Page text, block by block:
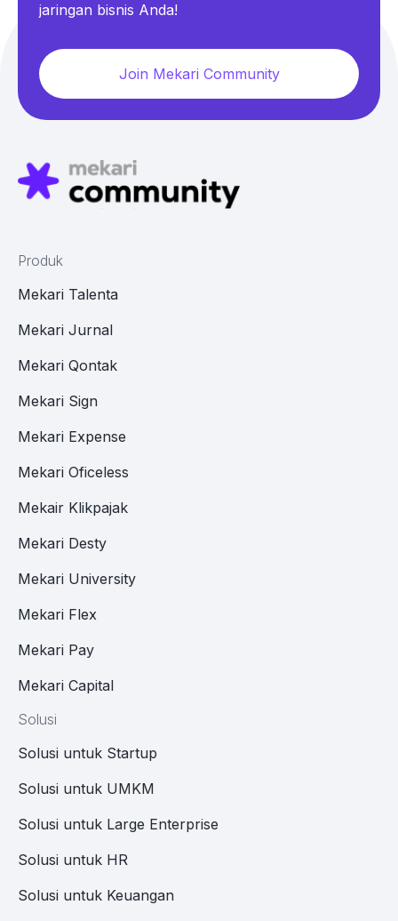
jaringan bisnis Anda!
Join Mekari Community
Produk
Mekari Talenta
Mekari Jurnal
Mekari Qontak
Mekari Sign
Mekari Expense
Mekari Oficeless
Mekair Klikpajak
Mekari Desty
Mekari University
Mekari Flex
Mekari Pay
Mekari Capital
Solusi
Solusi untuk Startup
Solusi untuk UMKM
Solusi untuk Large Enterprise
Solusi untuk HR
Solusi untuk Keuangan